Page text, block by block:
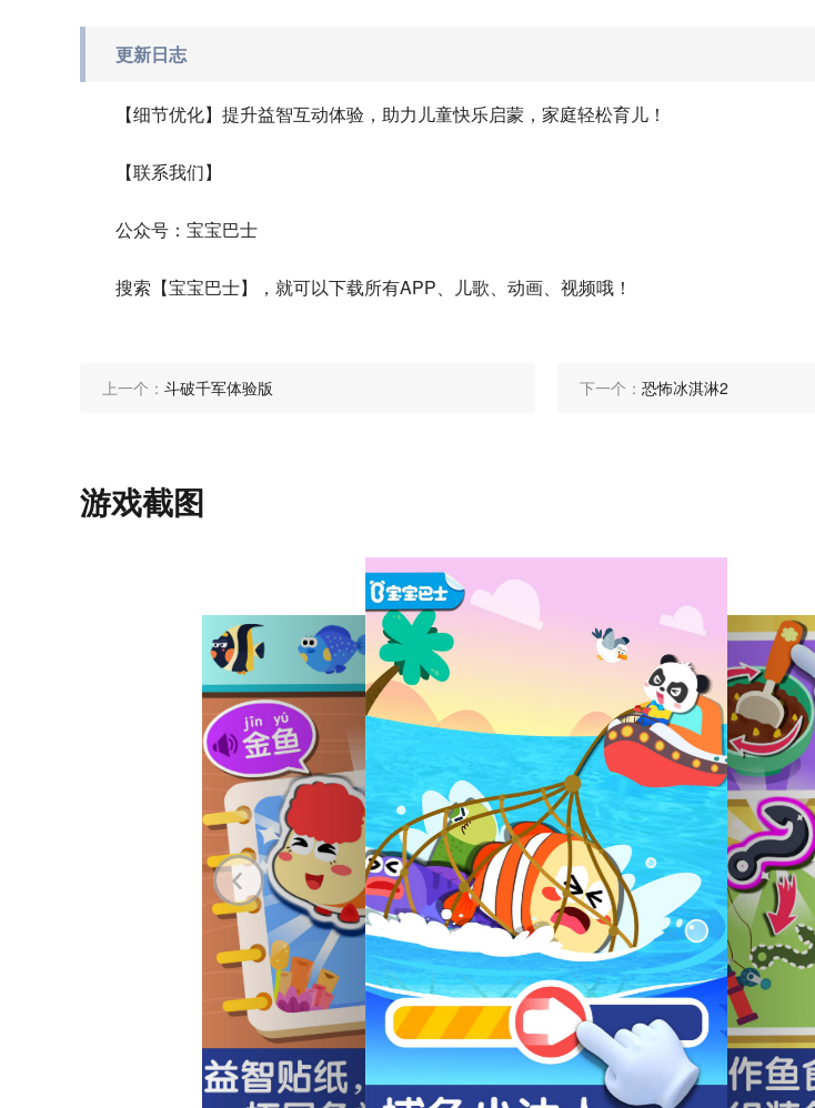
更新日志
【细节优化】提升益智互动体验，助力儿童快乐启蒙，家庭轻松育儿！
【联系我们】
公众号：宝宝巴士
搜索【宝宝巴士】，就可以下载所有APP、儿歌、动画、视频哦！
上一个： 斗破千军体验版 下一个： 恐怖冰淇淋2
游戏截图